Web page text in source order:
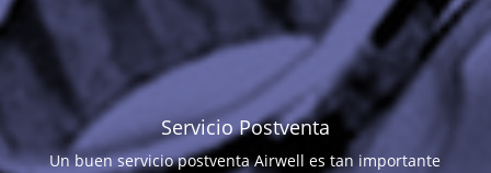
Servicio Postventa
Un buen servicio postventa Airwell es tan importante